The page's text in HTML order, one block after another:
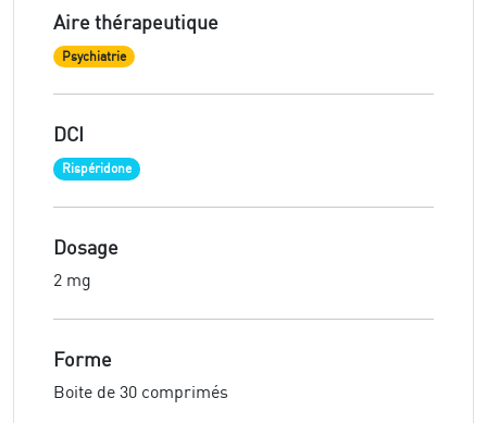
Aire thérapeutique
Psychiatrie
DCI
Rispéridone
Dosage
2 mg
Forme
Boite de 30 comprimés